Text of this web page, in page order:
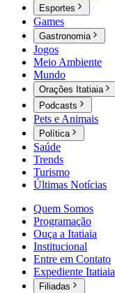
Esportes
Games
Gastronomia
Jogos
Meio Ambiente
Mundo
Orações Itatiaia
Podcasts
Pets e Animais
Política
Saúde
Trends
Turismo
Últimas Notícias
Quem Somos
Programação
Ouça a Itatiaia
Institucional
Entre em Contato
Expediente Itatiaia
Filiadas